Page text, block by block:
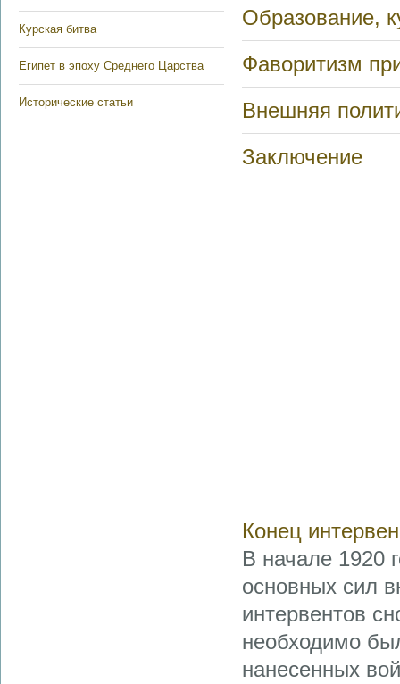
Курская битва
Египет в эпоху Среднего Царства
Исторические статьи
Образование,
Фаворитизм
Внешняя
Заключение
Конец
В начале 1920
основных сил
интервентов
необходимо
нанесенных